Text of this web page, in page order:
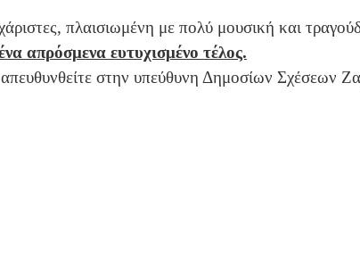
πλαισιωμένη με πολύ μουσική και
απρόσμενα ευτυχισμένο τέλος.
απευθυνθείτε στην υπεύθυνη Δημοσίων Σχέσεων